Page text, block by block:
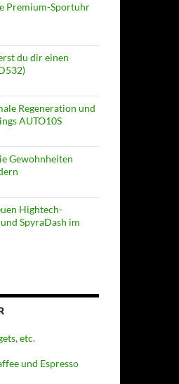
Premium-Sportuhr
du dir einen
Regeneration und
AUTO10S
Gewohnheiten
Hightech-
SpyraDash im
etc.
und Espresso